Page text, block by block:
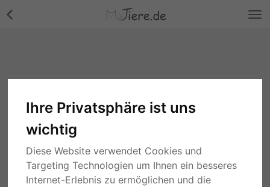
Ihre Privatsphäre ist uns
wichtig
Diese Website verwendet Cookies und
Targeting Technologien um Ihnen ein besseres
Internet-Erlebnis zu ermöglichen und die